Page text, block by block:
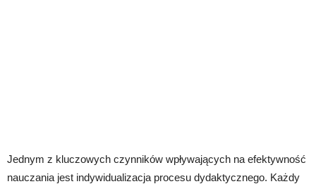
Jednym z kluczowych czynników wpływających na efektywność
nauczania jest indywidualizacja procesu dydaktycznego. Każdy